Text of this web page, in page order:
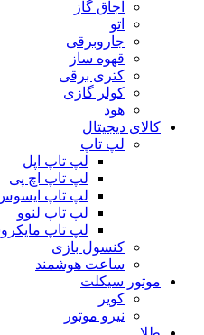
اجاق گاز
اتو
جاروبرقی
قهوه ساز
کتری برقی
کولر گازی
هود
کالای دیجیتال
لپ تاپ
لپ تاپ اپل
لپ تاپ اچ پی
لپ تاپ
لپ تاپ لنوو
لپ تاپ
کنسول بازی
ساعت هوشمند
موتور سیکلت
کویر
نیرو موتور